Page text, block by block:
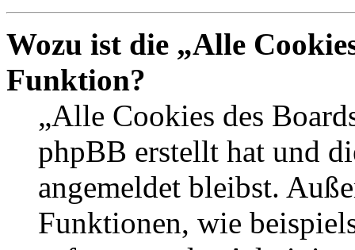
Wozu ist die „Alle
Funktion?
„Alle Cookies des
phpBB erstellt hat und
angemeldet bleibst.
Funktionen, wie